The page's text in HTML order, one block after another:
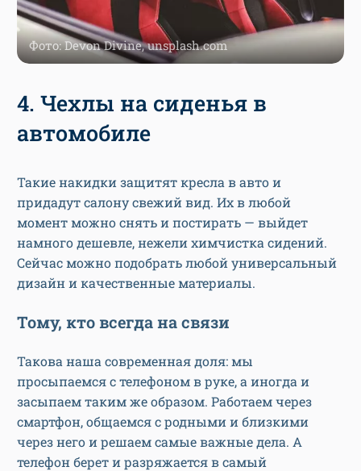
Фото: Devon Divine, unsplash.com
4. Чехлы на сиденья в
автомобиле
Такие накидки защитят кресла в авто и
придадут салону свежий вид. Их в любой
момент можно снять и постирать — выйдет
намного дешевле, нежели химчистка сидений.
Сейчас можно подобрать любой универсальный
дизайн и качественные материалы.
Тому, кто всегда на связи
Такова наша современная доля: мы
просыпаемся с телефоном в руке, а иногда и
засыпаем таким же образом. Работаем через
смартфон, общаемся с родными и близкими
через него и решаем самые важные дела. А
телефон берет и разряжается в самый